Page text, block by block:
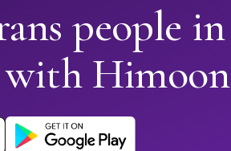
people in
with Himoon